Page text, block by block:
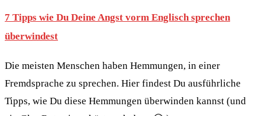
7 Tipps wie Du Deine Angst vorm Englisch sprechen
überwindest
Die meisten Menschen haben Hemmungen, in einer
Fremdsprache zu sprechen. Hier findest Du ausführliche
Tipps, wie Du diese Hemmungen überwinden kannst (und